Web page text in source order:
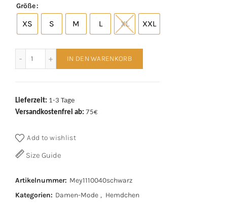
Größe
XS S M L XL XXL
IN DEN WARENKORB
Lieferzeit: 1-3 Tage
Versandkostenfrei ab: 75€
Add to wishlist
Size Guide
Artikelnummer: Mey1110040schwarz
Kategorien: Damen-Mode , Hemdchen